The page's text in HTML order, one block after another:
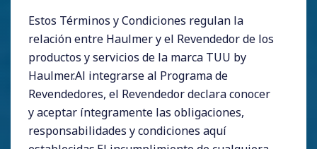
Estos Términos y Condiciones regulan la
relación entre Haulmer y el Revendedor de los
productos y servicios de la marca TUU by
Haulmer.Al integrarse al Programa de
Revendedores, el Revendedor declara conocer
y aceptar íntegramente las obligaciones,
responsabilidades y condiciones aquí